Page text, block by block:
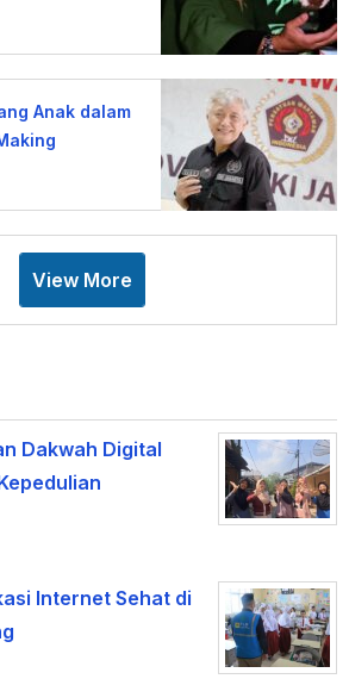
Anak dalam
View More
Dakwah Digital
Internet Sehat di